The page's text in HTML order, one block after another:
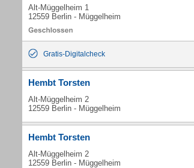
Alt-Müggelheim 1
12559 Berlin - Müggelheim
Gratis-Digitalcheck
Hembt Torsten
Alt-Müggelheim 2
12559 Berlin - Müggelheim
Hembt Torsten
Alt-Müggelheim 2
12559 Berlin - Müggelheim